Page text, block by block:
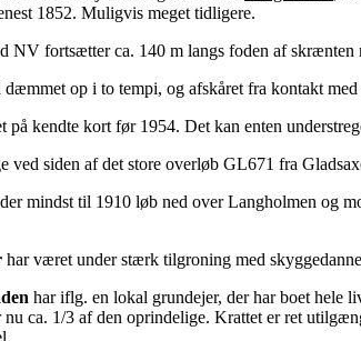
1852. Muligvis meget tidligere.
NV fortsætter ca. 140 m langs foden af
op i to tempi, og afskåret fra kontakt
på kendte kort før 1954. Det kan enten
siden af det store overløb GL671 fra
mindst til 1910 løb ned over Langholmen og
har været under stærk tilgroning med
har iflg. en lokal grundejer, der har boet hele
ca. 1/3 af den oprindelige. Krattet er ret